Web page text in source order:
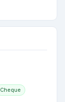
Cheque